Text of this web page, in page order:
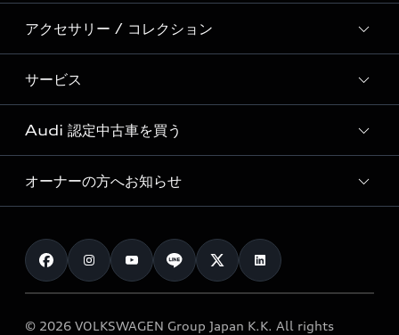
Audi Sport
Formula 1®
デジタルサービス
新車在庫検索
試乗車・展示車検索
見積もり依頼
試乗予約
モデル一覧
特別仕様モデル / 限定モデル
e-tronラインアップ
価格シミュレーション
車両比較
カタログ一覧
アクセサリー / コレクション
純正アクセサリー
オンラインショップ
Audi collection
アウディナビアプリ
サービス
サービス入庫予約
サービスプログラム
メンテナンス
車検 / 定期点検
e-tronアフターサポート
Audi 認定中古車を買う
Audi認定中古車
クオリティ
保証
メンテナンス
オーナーの方へお知らせ
お知らせ
オーナー様向けキャンペーン
© 2026 VOLKSWAGEN Group Japan K.K. All rights